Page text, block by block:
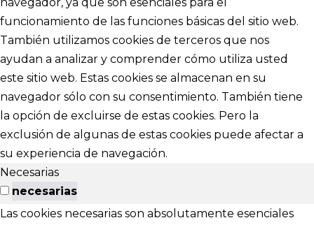
funcionamiento de las funciones básicas del sitio web.
También utilizamos cookies de terceros que nos
ayudan a analizar y comprender cómo utiliza usted
este sitio web. Estas cookies se almacenan en su
navegador sólo con su consentimiento. También tiene
la opción de excluirse de estas cookies. Pero la
exclusión de algunas de estas cookies puede afectar a
su experiencia de navegación.
Necesarias
necesarias
Las cookies necesarias son absolutamente esenciales